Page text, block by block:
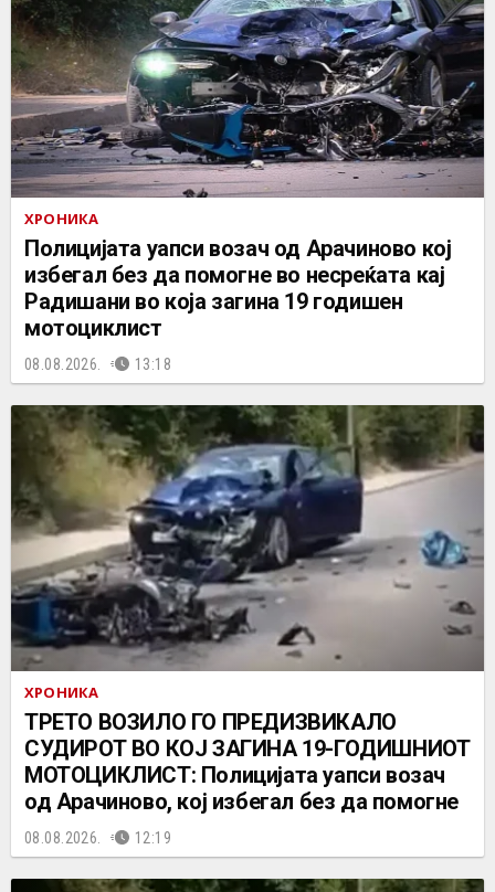
ХРОНИКА
Полицијата уапси возач од Арачиново кој
избегал без да помогне во несреќата кај
Радишани во која загина 19 годишен
мотоциклист
08.08.2026. 13:18
ХРОНИКА
ТРЕТО ВОЗИЛО ГО ПРЕДИЗВИКАЛО
СУДИРОТ ВО КОЈ ЗАГИНА 19-ГОДИШНИОТ
МОТОЦИКЛИСТ: Полицијата уапси возач
од Арачиново, кој избегал без да помогне
08.08.2026. 12:19